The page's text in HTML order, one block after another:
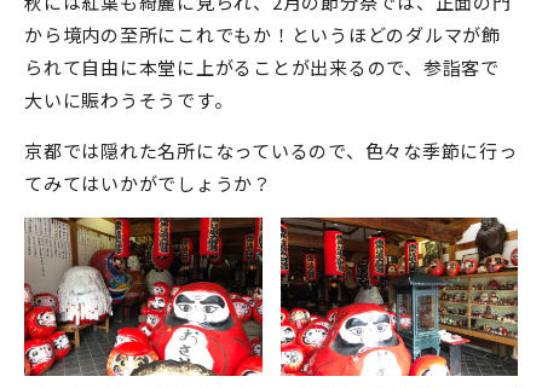
から境内の至所にこれでもか！というほどのダルマが飾
られて自由に本堂に上がることが出来るので、参詣客で
大いに賑わうそうです。
京都では隠れた名所になっているので、色々な季節に行っ
てみてはいかがでしょうか？